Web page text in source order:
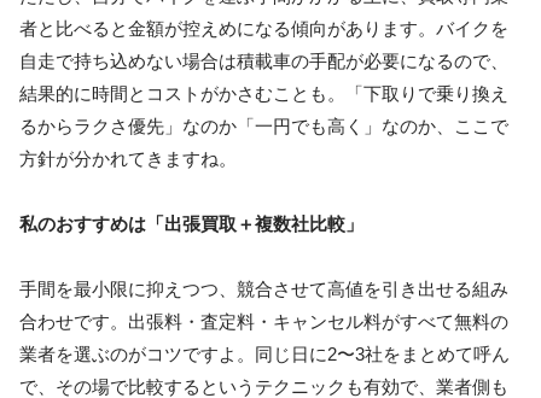
者と比べると金額が控えめになる傾向があります。バイクを
自走で持ち込めない場合は積載車の手配が必要になるので、
結果的に時間とコストがかさむことも。「下取りで乗り換え
るからラクさ優先」なのか「一円でも高く」なのか、ここで
方針が分かれてきますね。
私のおすすめは「出張買取＋複数社比較」
手間を最小限に抑えつつ、競合させて高値を引き出せる組み
合わせです。出張料・査定料・キャンセル料がすべて無料の
業者を選ぶのがコツですよ。同じ日に2〜3社をまとめて呼ん
で、その場で比較するというテクニックも有効で、業者側も